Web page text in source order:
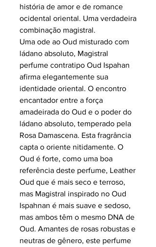
história de amor e de romance
ocidental oriental. Uma verdadeira
combinação magistral.
Uma ode ao Oud misturado com
ládano absoluto, Magistral
perfume contratipo Oud Ispahan
afirma elegantemente sua
identidade oriental. O encontro
encantador entre a força
amadeirada do Oud e o poder do
ládano absoluto, temperado pela
Rosa Damascena. Esta fragrância
capta o oriente nitidamente. O
Oud é forte, como uma boa
referência deste perfume, Leather
Oud que é mais seco e terroso,
mas Magistral inspirado no Oud
Ispahnan é mais suave e sedoso,
mas ambos têm o mesmo DNA de
Oud. Amantes de rosas robustas e
neutras de gênero, este perfume